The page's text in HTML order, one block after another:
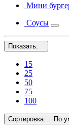
Мини
Соусы
Показать:
15
25
50
75
100
Сортировка: По